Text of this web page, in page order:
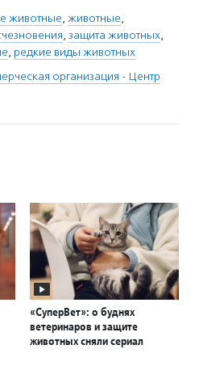
животные, животные,
, защита животных,
, редкие виды животных
организация - Центр
«СуперВет»: о буднях
ветеринаров и защите
животных сняли сериал